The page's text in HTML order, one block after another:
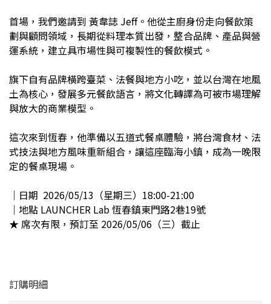
首場，我們邀請到 黃韋誌 Jeff。他從主廚身份走向餐飲策
劃與顧問領域，長期從料理本質出發，整合品牌、產品與營
運系統，建立具市場性與可複製性的餐飲模式。
旗下自有品牌橫跨臺菜、法餐與地方小吃，並以台灣在地風
土為核心，發展多元餐飲語言，將文化轉譯為可被市場理解
與放大的商業模型。
這次來到恆春，他準備以五道式餐桌體驗，將台灣食材、法
式技法與地方風味重新組合，讓這座臨海小鎮，成為一晚限
定的餐桌現場。
｜日期 2026/05/13（星期三）18:00-21:00
｜地點 LAUNCHER Lab 恆春鎮東門路2巷19號
★ 席次有限，預訂至 2026/05/06（三）截止
訂購明細